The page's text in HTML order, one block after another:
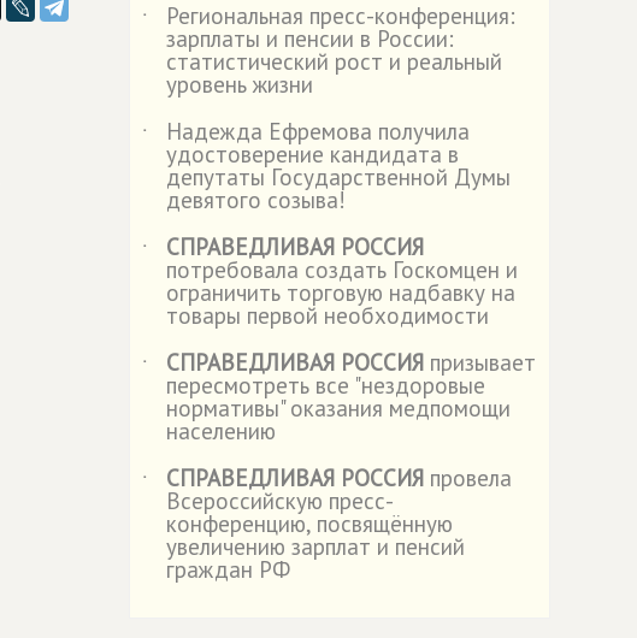
˙ Региональная пресс-конференция:
зарплаты и пенсии в России:
статистический рост и реальный
уровень жизни
˙
Надежда Ефремова получила
удостоверение кандидата в
депутаты Государственной Думы
девятого созыва!
˙
СПРАВЕДЛИВАЯ РОССИЯ
потребовала создать Госкомцен и
ограничить торговую надбавку на
товары первой необходимости
˙
СПРАВЕДЛИВАЯ РОССИЯ призывает
пересмотреть все "нездоровые
нормативы" оказания медпомощи
населению
˙
СПРАВЕДЛИВАЯ РОССИЯ провела
Всероссийскую пресс-
конференцию, посвящённую
увеличению зарплат и пенсий
граждан РФ